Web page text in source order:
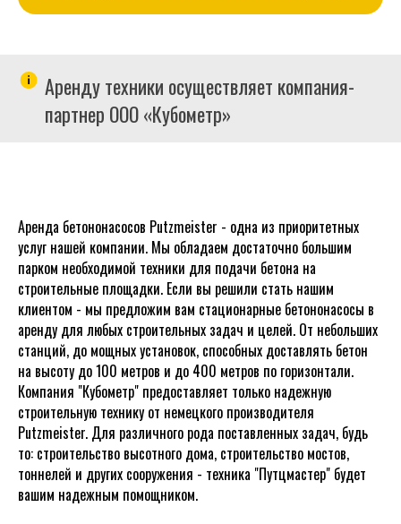
Аренду техники осуществляет компания-
партнер ООО «Кубометр»
Аренда бетононасосов Putzmeister - одна из приоритетных
услуг нашей компании. Мы обладаем достаточно большим
парком необходимой техники для подачи бетона на
строительные площадки. Если вы решили стать нашим
клиентом - мы предложим вам стационарные бетононасосы в
аренду для любых строительных задач и целей. От небольших
станций, до мощных установок, способных доставлять бетон
на высоту до 100 метров и до 400 метров по горизонтали.
Компания "Кубометр" предоставляет только надежную
строительную технику от немецкого производителя
Putzmeister. Для различного рода поставленных задач, будь
то: строительство высотного дома, строительство мостов,
тоннелей и других сооружения - техника "Путцмастер" будет
вашим надежным помощником.